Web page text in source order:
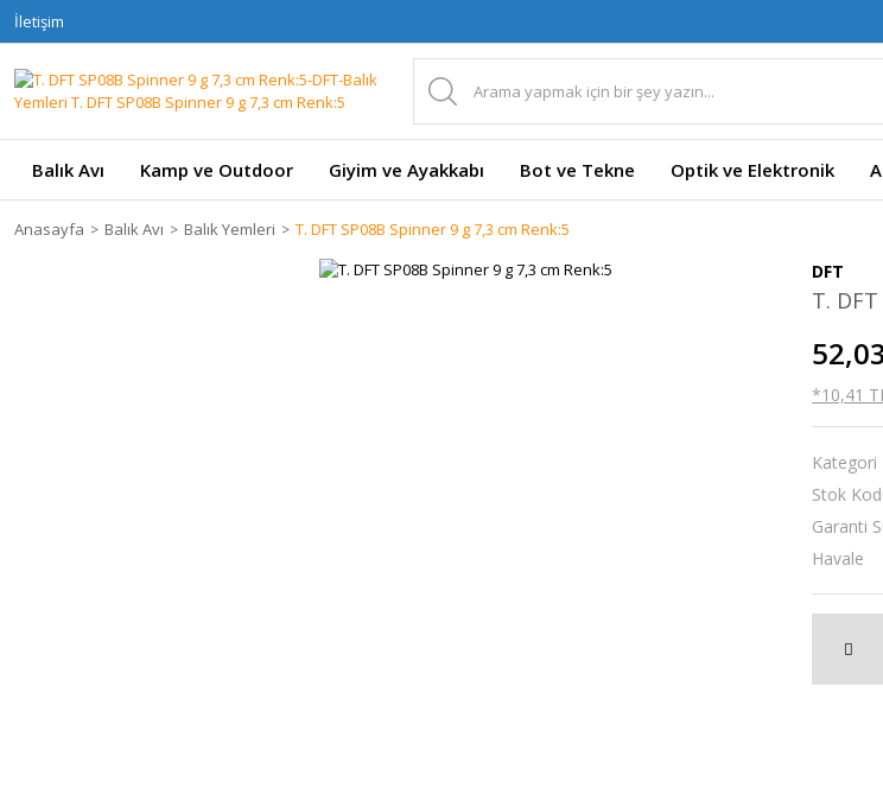
İletişim
Balık Avı Kamp ve Outdoor Giyim ve Ayakkabı Bot ve Tekne Optik ve Elektronik
Anasayfa Balık Avı Balık Yemleri T. DFT SP08B Spinner 9 g 7,3 cm Renk:5
DFT
T.
*10,41
Kategori
Stok
Garanti
Havale